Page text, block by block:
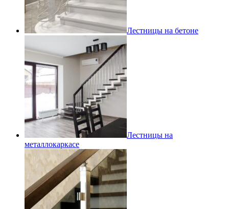
Лестницы на бетоне
Лестницы на
металлокаркасе